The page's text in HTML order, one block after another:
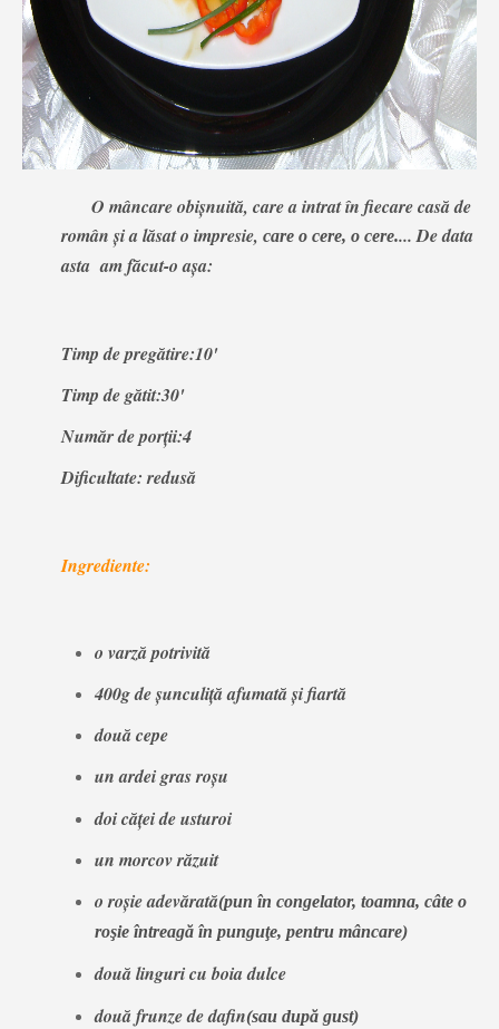
O mâncare obişnuită, care a intrat în fiecare casă de
român şia lăsat o impresie, care o cere, o cere....De data
asta am făcut-o aşa:
Timp de pregătire:10'
Timp de gătit:30'
Număr de porţii:4
Dificultate: redusă
Ingrediente:
o varză potrivită
400g de şunculiţă afumată şi fiartă
două cepe
un ardei gras roşu
doi căţei de usturoi
un morcov răzuit
o roşie adevărată(pun în congelator, toamna, câte o
roşie întreagă în punguţe, pentru mâncare)
două linguri cu boia dulce
două frunze de dafin(sau după gust)